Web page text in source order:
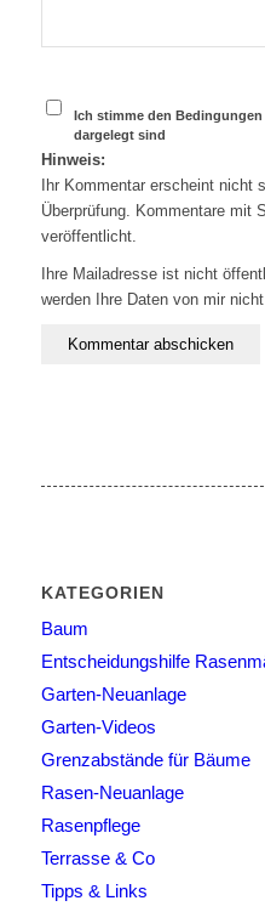
Ich stimme den
dargelegt sind
Hinweis:
Ihr Kommentar erscheint nicht
Überprüfung. Kommentare mit
veröffentlicht.
Ihre Mailadresse ist nicht
werden Ihre Daten von mir
KATEGORIEN
Baum
Entscheidungshilfe
Garten-Neuanlage
Garten-Videos
Grenzabstände für Bäume
Rasen-Neuanlage
Rasenpflege
Terrasse & Co
Tipps & Links